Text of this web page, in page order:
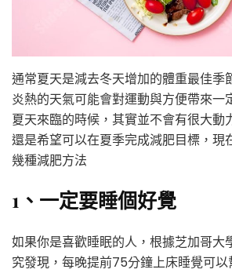
通常夏天是減去冬天增加的體重最佳季
炎熱的天氣可能會對運動與方便帶來一
夏天來臨的時候，其實並不會有很大動
還是希望可以在夏季完成減肥目標，現
幾種減肥方法
1、一定要睡個好覺
如果你是喜歡睡眠的人，根據芝加哥大
究發現，每晚提前75分鐘上床睡覺可